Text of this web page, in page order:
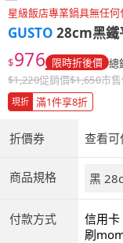
星級飯店專業鍋具無任何
GUSTO 28cm黑鐵
$976 限時折後價 總
$1,220促銷價$1,650市
現折 滿1件享8折
折價券 查看
商品規格 黑
付款方式
信用
商付
刷